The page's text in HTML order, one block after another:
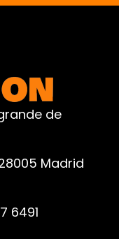
de
Madrid
6491